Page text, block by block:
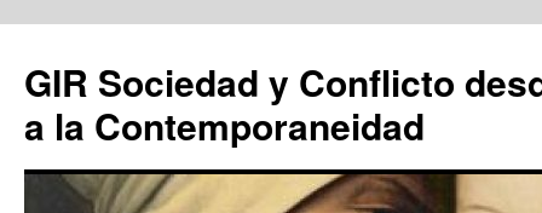
contenido
GIR Sociedad y Conflicto
a la Contemporaneidad